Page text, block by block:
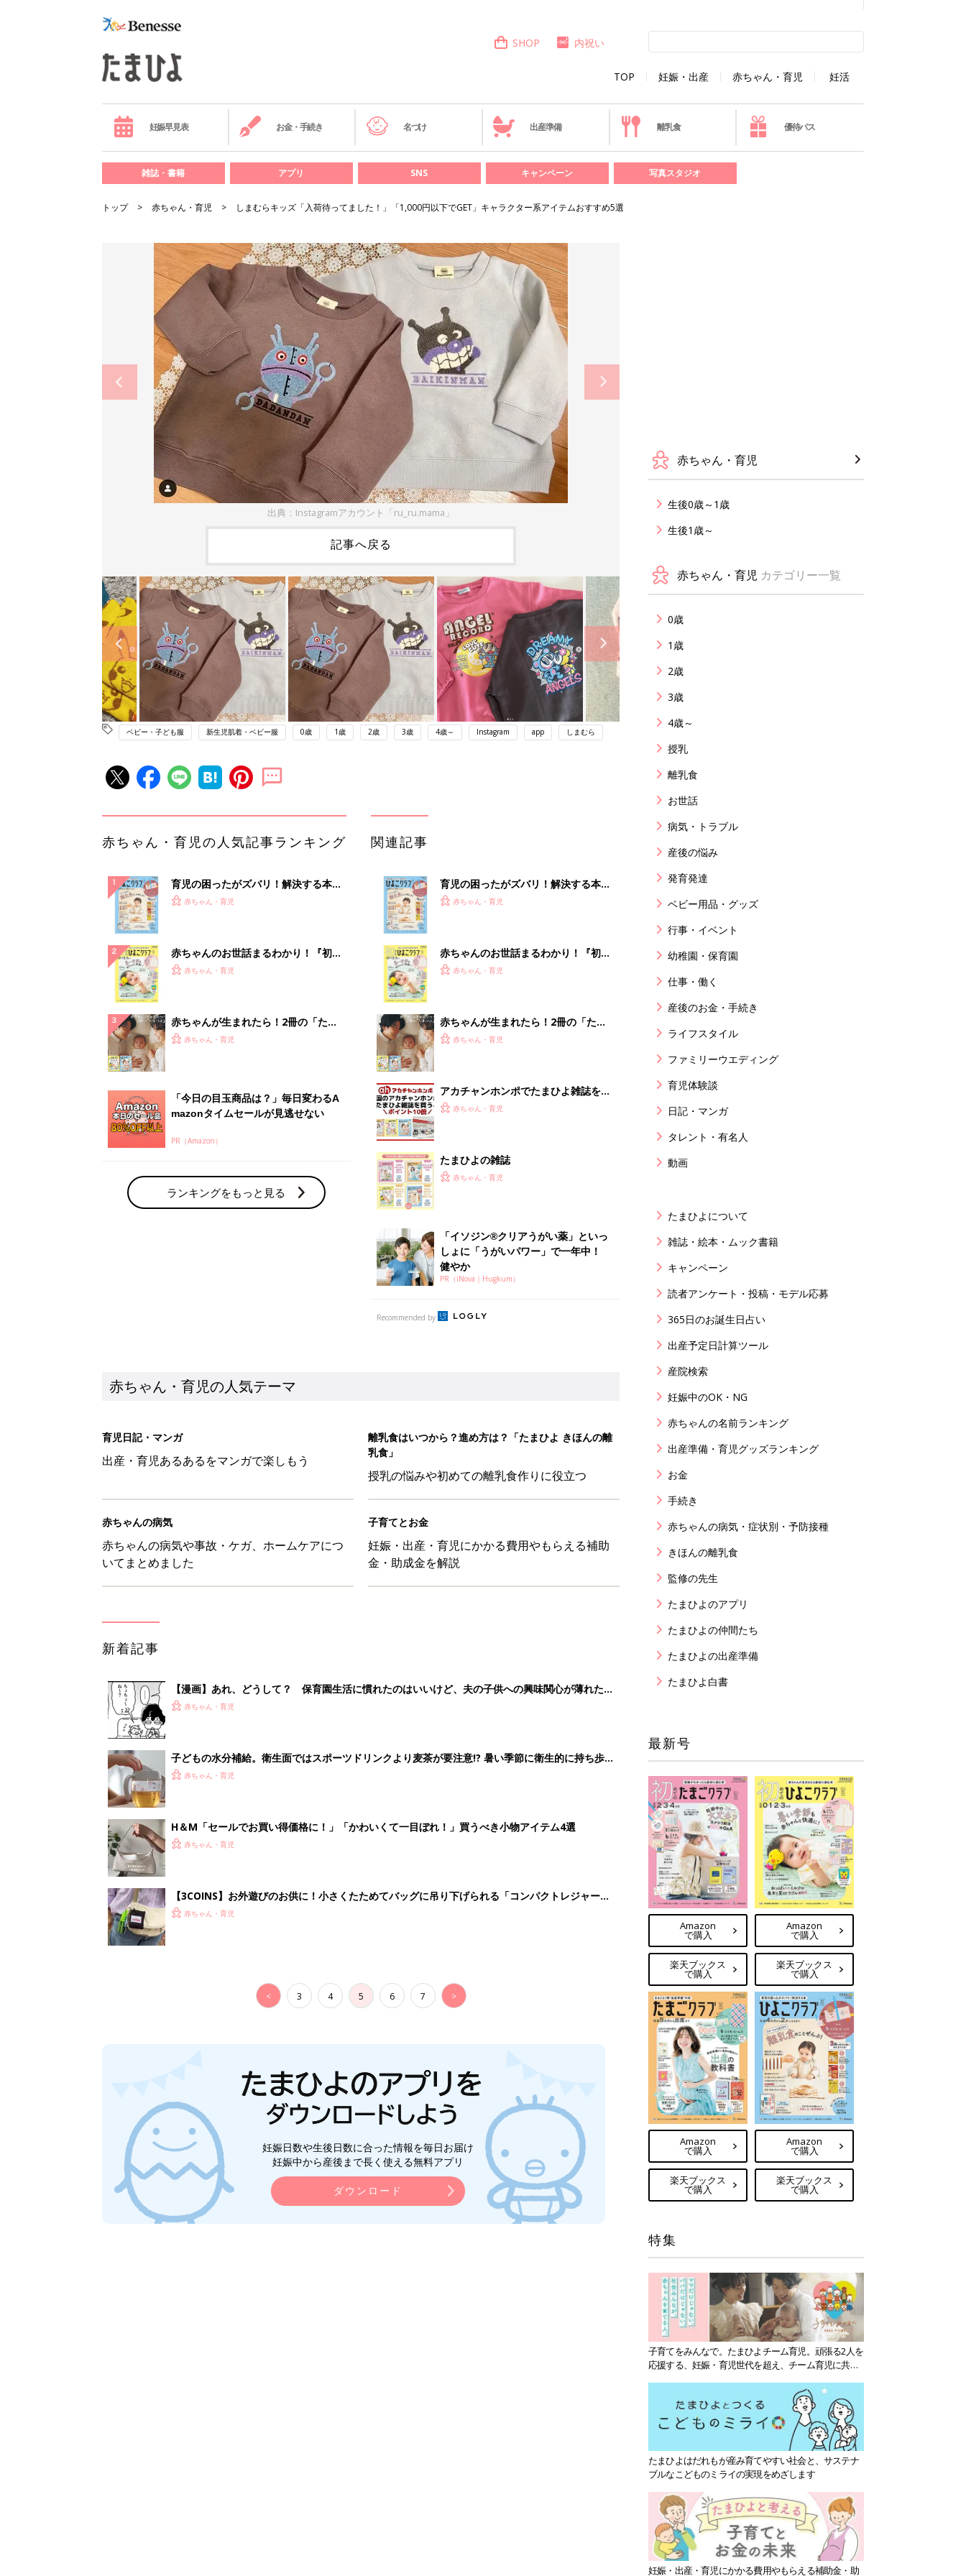
TOP 妊娠・出産 赤ちゃん・育児 妊活
SHOP 内祝い
妊娠早見表 お金・手続き 名づけ 出産準備 離乳食 優待パス
雑誌・書籍 アプリ SNS キャンペーン 写真スタジオ
トップ 赤ちゃん・育児 しまむらキッズ「入荷待ってました！」「1,000円以下でGET」キャラクター系アイテムおすすめ5選
出典：Instagramアカウント「ru_ru.mama」
記事へ戻る
ベビー・子ども服 新生児肌着・ベビー服 0歳 1歳 2歳 3歳 4歳～ Instagram app しまむら
赤ちゃん・育児の人気記事ランキング
育児の困ったがズバリ！解決する本
『ひよこクラブ 秋号』 4カ月～2才
赤ちゃん・育児
赤ちゃんのお世話まるわかり！『初め
てのひよこクラブ 夏号』〈巻頭大特
赤ちゃん・育児
赤ちゃんが生まれたら！2冊の「たま
ひよ」
赤ちゃん・育児
「今日の目玉商品は？」毎日変わるA
mazonタイムセールが見逃せない
PR（Amazon）
ランキングをもっと見る
関連記事
育児の困ったがズバリ！解決する本
『ひよこクラブ 秋号』 4カ月～2才
赤ちゃん・育児
赤ちゃんのお世話まるわかり！『初め
てのひよこクラブ 夏号』〈巻頭大特
赤ちゃん・育児
赤ちゃんが生まれたら！2冊の「たま
ひよ」
赤ちゃん・育児
アカチャンホンポでたまひよ雑誌を買
うとポイント10倍【期間限定】
赤ちゃん・育児
たまひよの雑誌
赤ちゃん・育児
「イソジン®クリアうがい薬」といっ
しょに「うがいパワー」で一年中！
健やか
PR（iNova｜Hugkum）
Recommended by
赤ちゃん・育児の人気テーマ
育児日記・マンガ
出産・育児あるあるをマンガで楽しもう
離乳食はいつから？進め方は？「たまひよ きほんの離
乳食」
授乳の悩みや初めての離乳食作りに役立つ
赤ちゃんの病気
赤ちゃんの病気や事故・ケガ、ホームケアにつ
いてまとめました
子育てとお金
妊娠・出産・育児にかかる費用やもらえる補助
金・助成金を解説
新着記事
【漫画】あれ、どうして？ 保育園生活に慣れたのはいいけど、夫の子供への興味関心が薄れた気
がする……！『ふうふう子育て ＃91』
赤ちゃん・育児
子どもの水分補給。衛生面ではスポーツドリンクより麦茶が要注意!? 暑い季節に衛生的に持ち歩
く3つのコツとは？【専門家監修】
赤ちゃん・育児
H＆М「セールでお買い得価格に！」「かわいくて一目ぼれ！」買うべき小物アイテム4選
赤ちゃん・育児
【3COINS】お外遊びのお供に！小さくたためてバッグに吊り下げられる「コンパクトレジャーシ
ート」
赤ちゃん・育児
< 3 4 5 6 7 >
妊娠日数や生後日数に合った情報を毎日お届け
妊娠中から産後まで長く使える無料アプリ
ダウンロード
赤ちゃん・育児
生後0歳～1歳
生後1歳～
赤ちゃん・育児 カテゴリー一覧
0歳
1歳
2歳
3歳
4歳～
授乳
離乳食
お世話
病気・トラブル
産後の悩み
発育発達
ベビー用品・グッズ
行事・イベント
幼稚園・保育園
仕事・働く
産後のお金・手続き
ライフスタイル
ファミリーウエディング
育児体験談
日記・マンガ
タレント・有名人
動画
たまひよについて
雑誌・絵本・ムック書籍
キャンペーン
読者アンケート・投稿・モデル応募
365日のお誕生日占い
出産予定日計算ツール
産院検索
妊娠中のOK・NG
赤ちゃんの名前ランキング
出産準備・育児グッズランキング
お金
手続き
赤ちゃんの病気・症状別・予防接種
きほんの離乳食
監修の先生
たまひよのアプリ
たまひよの仲間たち
たまひよの出産準備
たまひよ白書
最新号
Amazon
で購入
楽天ブックス
で購入
Amazon
で購入
楽天ブックス
で購入
Amazon
で購入
楽天ブックス
で購入
Amazon
で購入
楽天ブックス
で購入
特集
子育てをみんなで。たまひよチーム育児。頑張る2人を
応援する、妊娠・育児世代を超え、チーム育児に共感
たまひよはだれもが産み育てやすい社会と、サステナ
ブルなこどものミライの実現をめざします
妊娠・出産・育児にかかる費用やもらえる補助金・助